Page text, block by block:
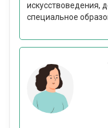
искусствоведения,
специальное